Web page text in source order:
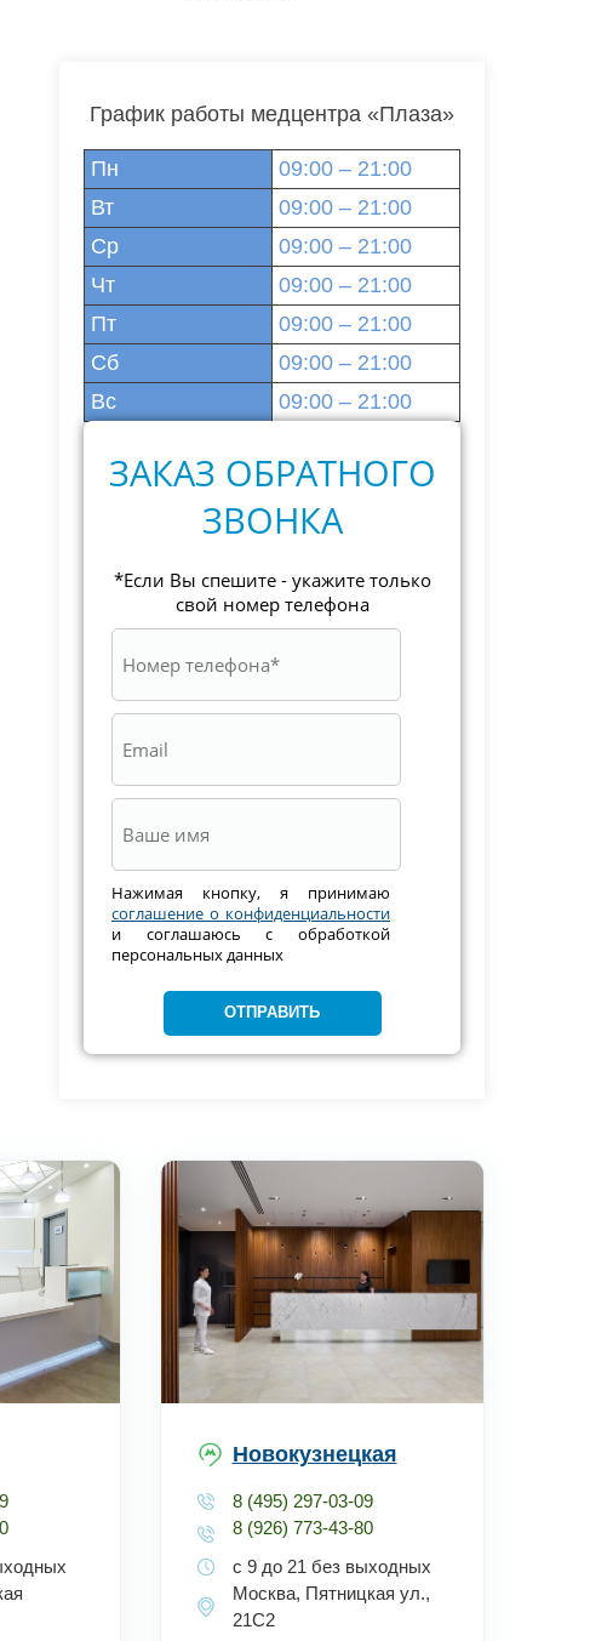
График работы медцентра «Плаза»
Пн
09:00 – 21:00
Вт
09:00 – 21:00
Ср
09:00 – 21:00
Чт
09:00 – 21:00
Пт
09:00 – 21:00
Сб
09:00 – 21:00
Вс
09:00 – 21:00
ЗАКАЗ ОБРАТНОГО
ЗВОНКА
*Если Вы спешите - укажите только
свой номер телефона
Нажимая кнопку, я принимаю
соглашение о конфиденциальности
и соглашаюсь с обработкой
персональных данных
Новокузнецкая
8 (495) 297-03-09
8 (926) 773-43-80
с 9 до 21 без выходных
Москва, Пятницкая ул.,
21С2